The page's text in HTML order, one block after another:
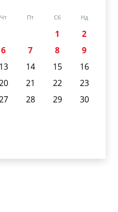
Чт Пт Сб Нд
1
2
6 7 8
9
13 14 15
16
21 22
23
28 29
30